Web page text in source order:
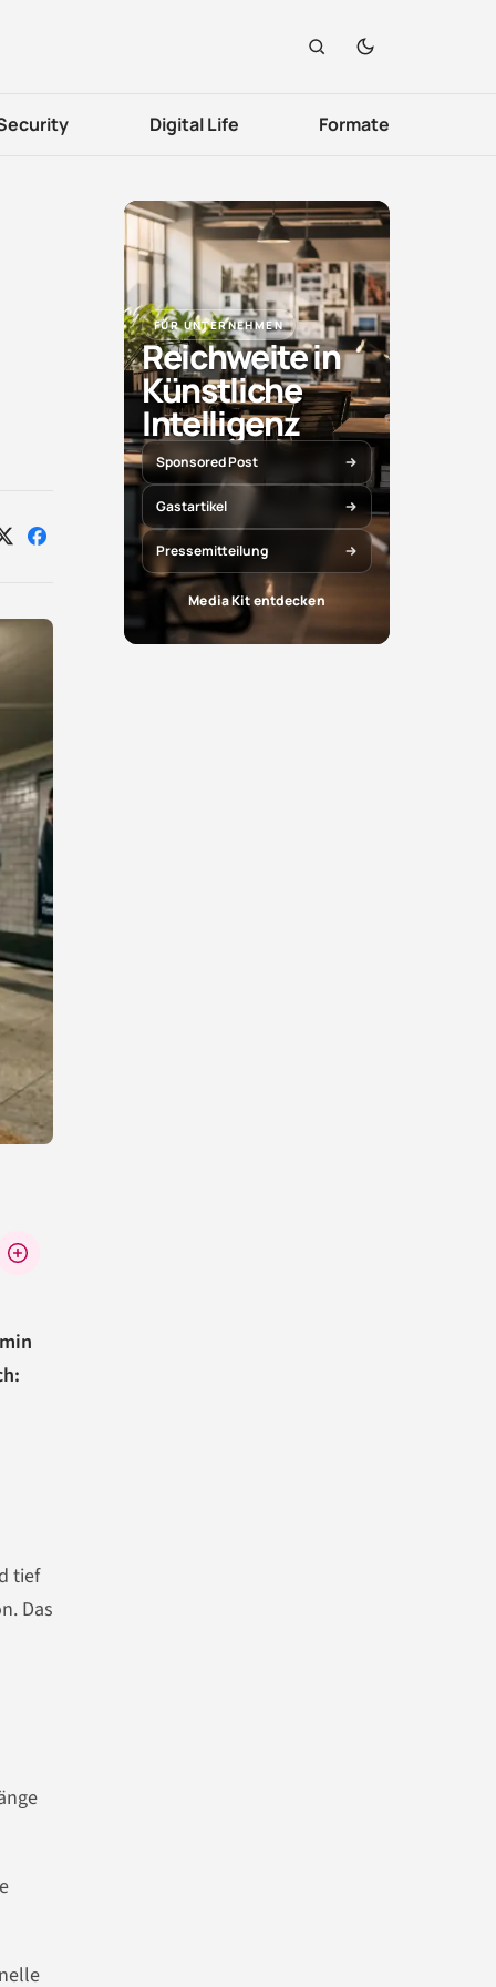
Digital Life Formate
Auf Auf
tief
Das
FÜR UNTERNEHMEN
Reichweite in
Künstliche
Intelligenz
Sponsored Post
Gastartikel
Pressemitteilung
Media Kit entdecken